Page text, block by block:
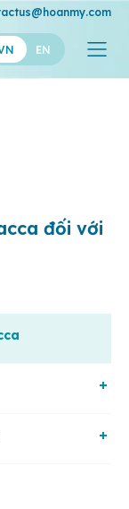
EN
đối với